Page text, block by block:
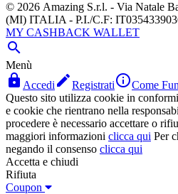
© 2026 Amazing S.r.l. - Via Natale
(MI) ITALIA - P.I./C.F:
MY CASHBACK WALLET

Menù
 Accedi RegistratiCome
Questo sito utilizza cookie in
e cookie che rientrano nella
procedere è necessario accettare o
maggiori informazioni clicca qui Per
negando il consenso clicca qui
Accetta e chiudi
Rifiuta
Coupon